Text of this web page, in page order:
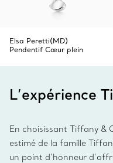
Elsa Peretti(MD)
Pendentif Cœur plein
L’expérience
En choisissant Tiffany &
estimé de la famille
un point d’honneur